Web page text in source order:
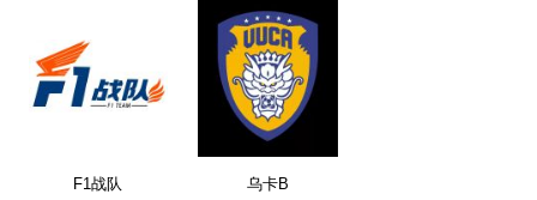
F1战队 乌卡B